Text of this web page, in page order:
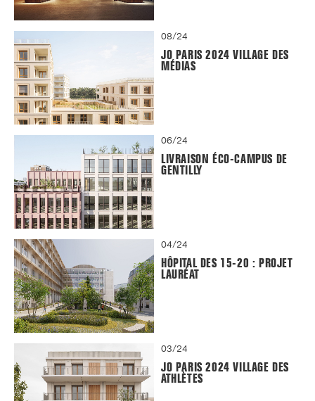
08/24
JO PARIS 2024 VILLAGE DES
MÉDIAS
06/24
LIVRAISON ÉCO-CAMPUS DE
GENTILLY
04/24
HÔPITAL DES 15-20 : PROJET
LAURÉAT
03/24
JO PARIS 2024 VILLAGE DES
ATHLÈTES